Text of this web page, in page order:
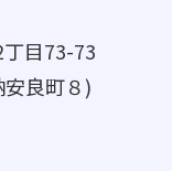
目73-73
良町８)